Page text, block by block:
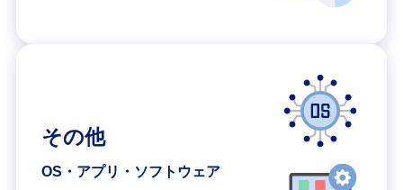
その他
OS・アプリ・ソフトウェア